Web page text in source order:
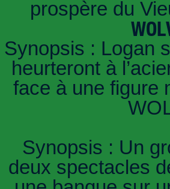
prospère du
Synopsis : Logan
heurteront à
face à une figure
Synopsis : Un
deux spectacles